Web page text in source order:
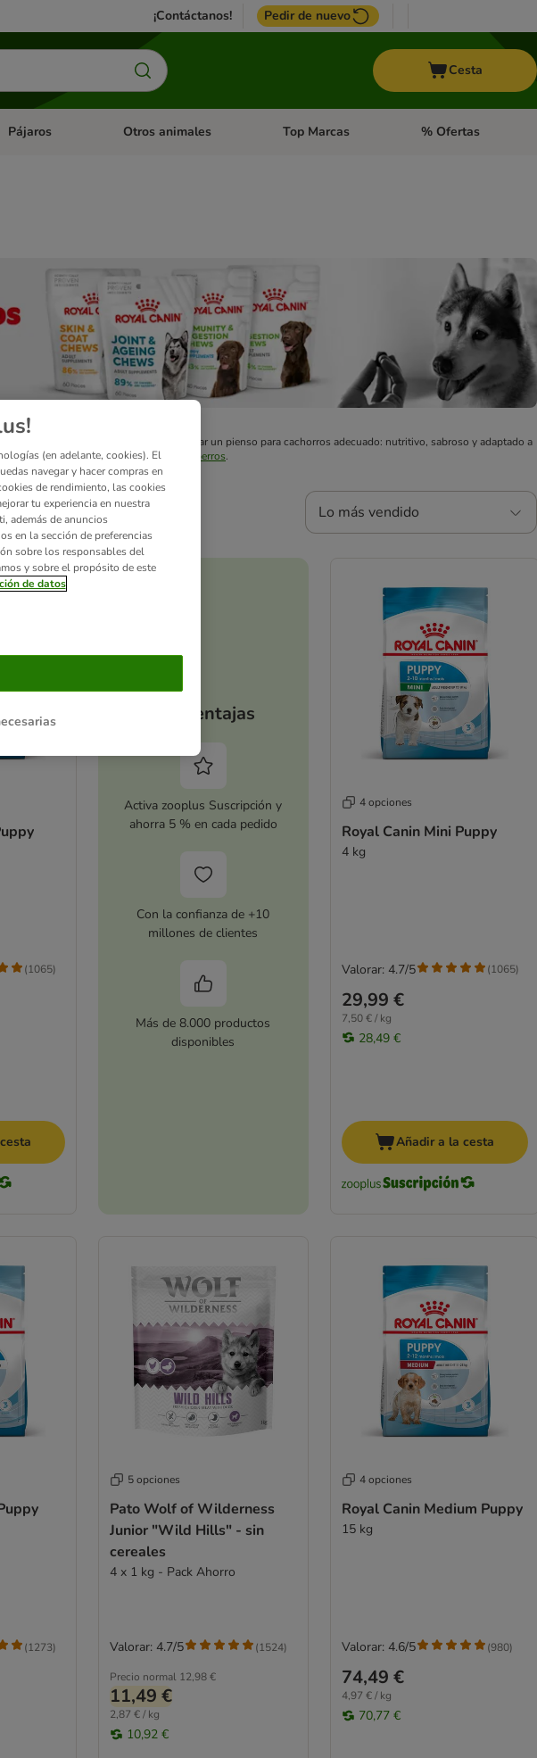
¡Contáctanos! Pedir de nuevo
Cesta
Menú de categoria abierto: Roedores y +
Pájaros Menú de categoria abierto: Pájaros
Otros animales Menú de categoria abierto: Otros animales
Top Marcas Menú de categoria
% Ofertas
En zooplus te ayudamos a encontrar un pienso para cachorros adecuado: nutritivo, sabroso y adaptado a
o visita toda la gama depienso para perros.
Lo más vendido
(1065)
Tus ventajas
Activa zooplus Suscripción y
ahorra 5 % en cada pedido
Con la confianza de +10
millones de clientes
Más de 8.000 productos
disponibles
4 opciones
Royal Canin Mini Puppy
4 kg
29,99 €
7,50 € / kg
28,49 €
Valorar: 4.7/5 (1065)
Añadir a la cesta
(1273)
5 opciones
Pato Wolf of Wilderness
Junior "Wild Hills" - sin
cereales
4 x 1 kg - Pack Ahorro
Precio normal 12,98 €
11,49 €
2,87 € / kg
10,92 €
Valorar: 4.7/5 (1524)
4 opciones
Royal Canin Medium Puppy
15 kg
74,49 €
4,97 € / kg
70,77 €
Valorar: 4.6/5 (980)
(en adelante, cookies). El
navegar y hacer compras en
de rendimiento, las cookies
tu experiencia en nuestra
además de anuncios
en la sección de preferencias
sobre los responsables del
y sobre el propósito de este
de datos